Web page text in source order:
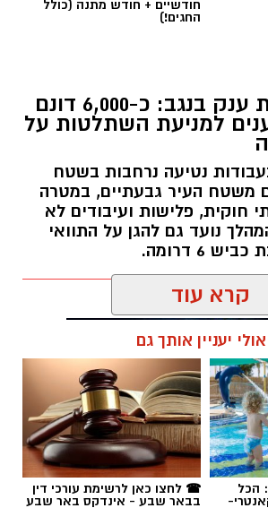
מבצע נטיעות ענק בנגב: כ-6,000 דונם
משטח העיר גבעתיים, במטרה
חוקית, פלישות ועיבודים לא
נועד גם להגן על התוואי
6 דרומה.
קרא עוד
אולי יעניין אותך גם
הכל
(כולל
☎ לחצו כאן לרשימת עורכי דין
בבאר שבע - אינדקס באר שבע
נט